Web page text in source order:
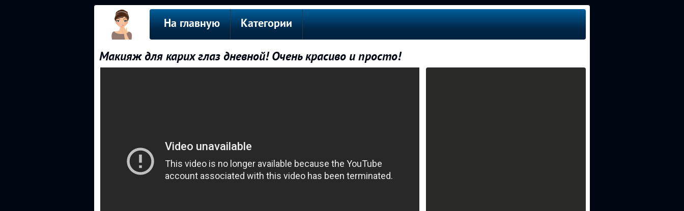
На главную Категории
Макияж для карих глаз дневной! Очень красиво и просто!